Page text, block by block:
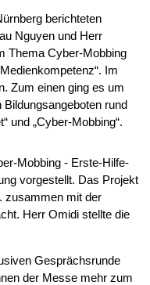
berichteten
Nguyen und Herr
Thema Cyber-Mobbing
Im
Zum einen ging es um
rund
und „Cyber-Mobbing“.
Mobbing - Erste-Hilfe-
vorgestellt. Das Projekt
zusammen mit der
Herr Omidi stellte die
Gesprächsrunde
der Messe mehr zum